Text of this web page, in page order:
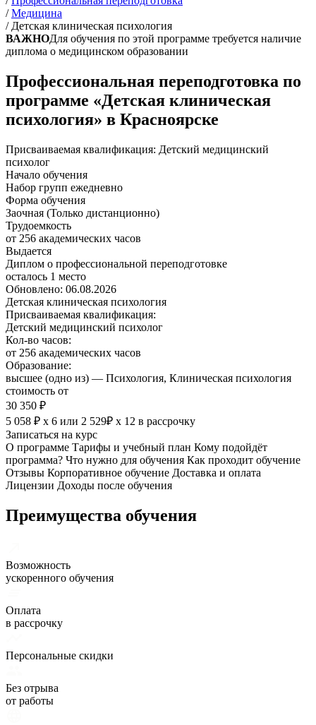
/ Медицина
/ Детская клиническая психология
ВАЖНОДля обучения по этой программе требуется наличие
диплома о медицинском образовании
Профессиональная переподготовка по
программе «Детская клиническая
психология» в Красноярске
Присваиваемая квалификация: Детский медицинский
психолог
Начало обучения
Набор групп ежедневно
Форма обучения
Заочная (Только дистанционно)
Трудоемкость
от 256 академических часов
Выдается
Диплом о профессиональной переподготовке
осталось 1 место
Обновлено: 06.08.2026
Детская клиническая психология
Присваиваемая квалификация:
Детский медицинский психолог
Кол-во часов:
от 256 академических часов
Образование:
высшее (одно из) — Психология, Клиническая психология
стоимость от
30 350 ₽
5 058 ₽ х 6 или 2 529₽ х 12 в рассрочку
Записаться на курс
О программе Тарифы и учебный план Кому подойдёт
программа? Что нужно для обучения Как проходит обучение
Отзывы Корпоративное обучение Доставка и оплата
Лицензии Доходы после обучения
Преимущества обучения
Возможность
ускоренного обучения
Оплата
в рассрочку
Персональные скидки
Без отрыва
от работы